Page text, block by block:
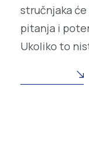
stručnjaka će
pitanja i
Ukoliko to